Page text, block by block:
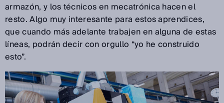
armazón, y los técnicos en mecatrónica hacen el
resto. Algo muy interesante para estos aprendices,
que cuando más adelante trabajen en alguna de estas
líneas, podrán decir con orgullo “yo he construido
esto”.